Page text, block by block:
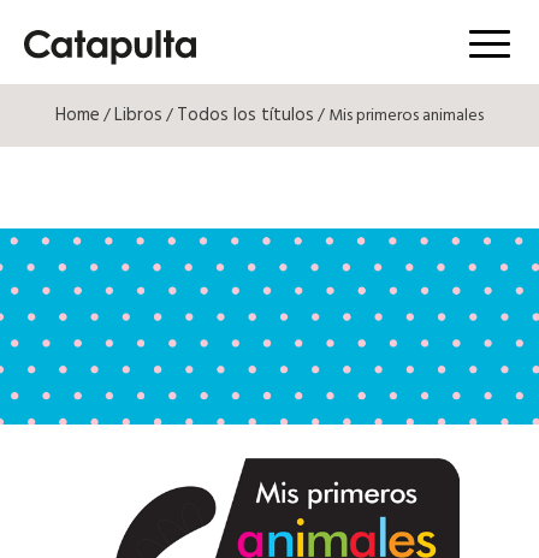
Menú
Home/Libros/Todos los títulos/ Mis primeros animales